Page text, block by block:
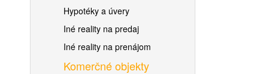
Hypotéky a úvery
Iné reality na predaj
Iné reality na prenájom
Komerčné objekty